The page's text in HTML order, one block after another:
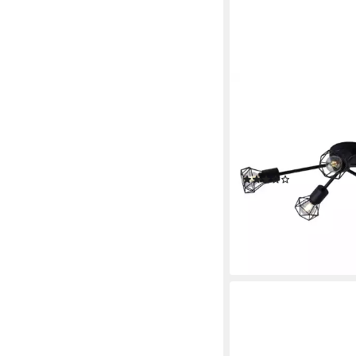
schwarz Wohn
Käfig Spot Strahler
ab 49,99 € UVP99,99 €
lieferbar - in 3-4